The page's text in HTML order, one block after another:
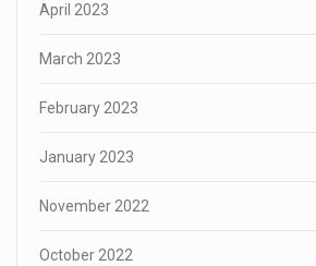
April 2023
March 2023
February 2023
January 2023
November 2022
October 2022